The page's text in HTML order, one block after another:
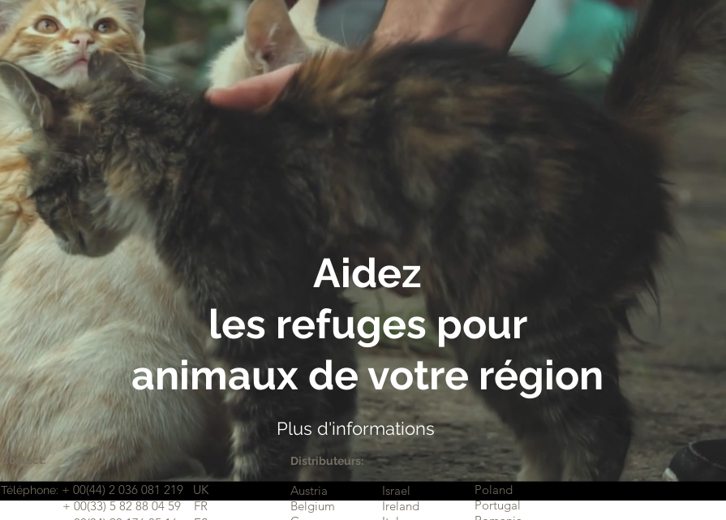
Aidez
les refugespour
animaux de votre région
Plus d'informations
Contact:
Téléphone: + 00(44) 2 036 081 219 UK
​ + 00(33) 5 82 88 04 59 FR
Distributeurs:
Austria
Belgium
Israel
Ireland
Poland
Portugal